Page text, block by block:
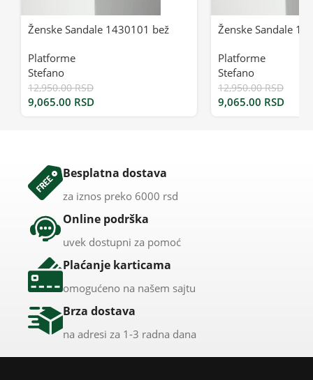
Ženske Sandale 1430101 bež
Platforme
Stefano
12,950.00RSD
9,065.00 RSD
Ženske Sandale
Platforme
Stefano
12,950.00RSD
9,065.00 RSD
Besplatna dostava
za iznos preko 6000 rsd
Online podrška
uvek dostupni za pomoć
Plaćanje karticama
omogućeno na našem sajtu
Brza dostava
na adresi za 1-3 radna dana